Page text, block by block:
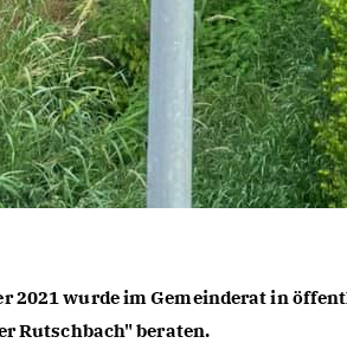
2021 wurde im Gemeinderat in
Rutschbach" beraten.